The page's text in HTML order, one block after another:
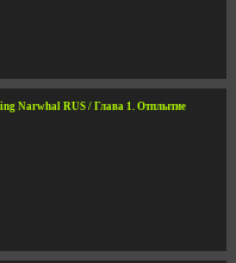
Narwhal RUS / Глава 1. Отплытие